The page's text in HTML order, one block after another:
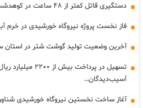
دستگیری قاتل کمتر از ۴۸ ساعت در کوهدشت
فاز نخست پروژه نیروگاه خورشیدی در خرم
آخرین وضعیت تولید گوشت شتر در استان
تسهیل در پرداخت
آسیب‌دیدگان…
آغاز ساخت نخستین نیروگاه خورشیدی